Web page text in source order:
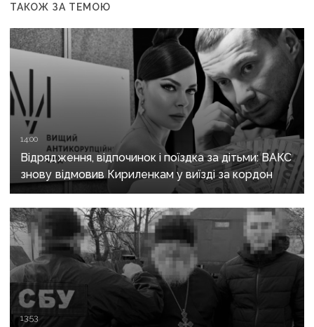
ТАКОЖ ЗА ТЕМОЮ
14:00
Відрядження, відпочинок і поїздка за дітьми: ВАКС
знову відмовив Кириленкам у виїзді за кордон
13:53